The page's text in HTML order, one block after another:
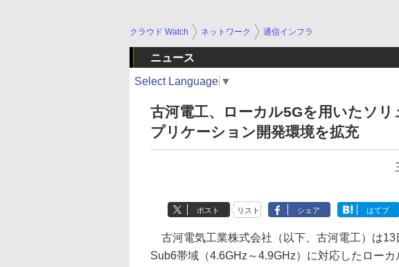
クラウド Watch ネットワーク 通信インフラ
ニュース
Select Language ▼
古河電工、ローカル5Gを用いたソ
プリケーション開発環境を拡充
ポスト リスト シェア はてブ
古河電気工業株式会社（以下、古河電工）は13
Sub6帯域（4.6GHz～4.9GHz）に対応したロー